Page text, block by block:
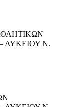
ΛΥΚΕΙΟΥ Ν.